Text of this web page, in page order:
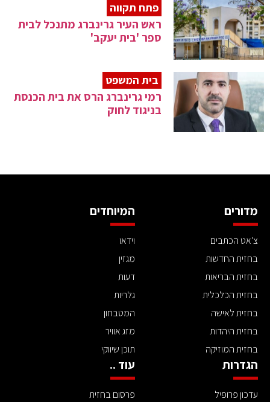
פתח תקווה
ראש העיר גרינברג מתנכל לבית
ספר 'בית יעקב'
בית המשפט
רמי גרינברג הרס את בית הכנסת
בניגוד לחוק
מדורים
צ'אט הכתבים
בחזית החדשות
בחזית הבריאות
בחזית הכלכלית
בחזית לאישה
בחזית היהדות
בחזית המוזיקה
המיוחדים
וידאו
מגזין
דעות
גלריות
המטבחון
מזג אוויר
תוכן שיווקי
הגדרות
עדכון פרופיל
עוד ..
פרסום בחזית